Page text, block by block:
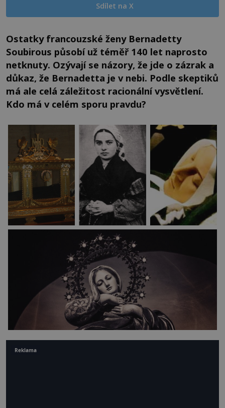
Sdílet na X
Ostatky francouzské ženy Bernadetty
Soubirous působí už téměř 140 let naprosto
netknuty. Ozývají se názory, že jde o zázrak a
důkaz, že Bernadetta je v nebi. Podle skeptiků
má ale celá záležitost racionální vysvětlení.
Kdo má v celém sporu pravdu?
Reklama